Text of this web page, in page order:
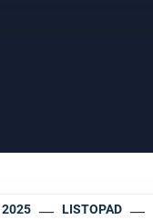
2025 LISTOPAD